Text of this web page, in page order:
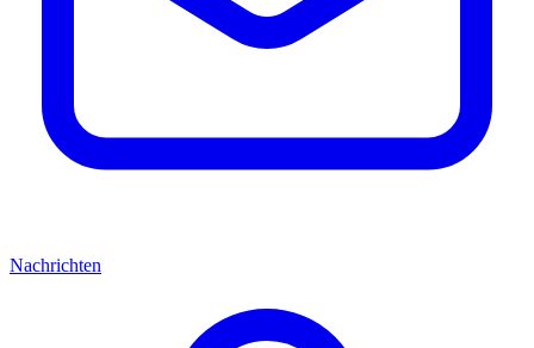
Nachrichten